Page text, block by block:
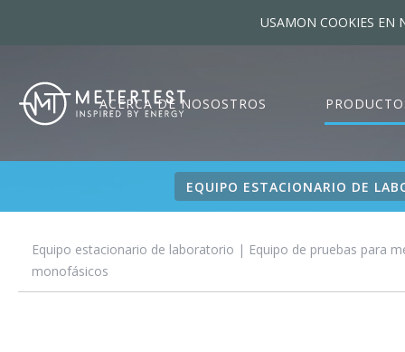
USAMON COOKIES EN
ACERCA DE NOSOSTROS
EQUIPO ESTACIONARIO DE
Equipo estacionario de laboratorio | Equipo de pruebas para
monofásicos